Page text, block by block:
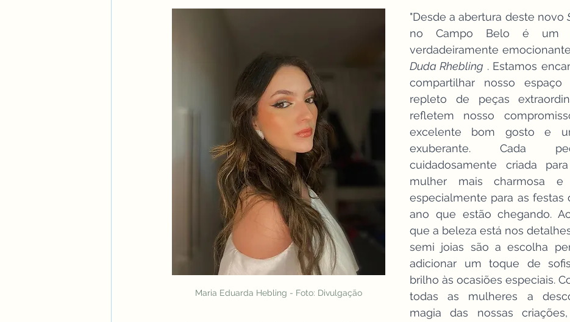
Maria Eduarda Hebling - Foto: Divulgação
"Desde a abertura deste novo
no Campo Belo é um
verdadeiramente
Duda Rhebling . Estamos
compartilhar nosso espaço
repleto de peças
refletem nosso
excelente bom gosto e
exuberante. Cada
cuidadosamente criada
mulher mais charmosa e
especialmente para as festas
ano que estão chegando.
que a beleza está nos
semi joias são a escolha
adicionar um toque de
brilho às ocasiões especiais.
todas as mulheres a
magia das nossas